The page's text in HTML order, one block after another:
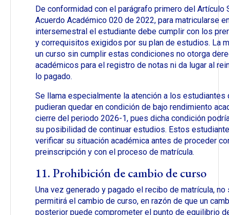
De conformidad con el parágrafo primero del Artículo
Acuerdo Académico 020 de 2022, para matricularse
intersemestral el estudiante debe cumplir con los
y correquisitos exigidos por su plan de estudios. La
un curso sin cumplir estas condiciones no otorga
académicos para el registro de notas ni da lugar al
lo pagado.
Se llama especialmente la atención a los estudiantes
pudieran quedar en condición de bajo rendimiento
cierre del periodo 2026-1, pues dicha condición
su posibilidad de continuar estudios. Estos
verificar su situación académica antes de proceder
preinscripción y con el proceso de matrícula.
11. Prohibición de cambio de curso
Una vez generado y pagado el recibo de matrícula, no
permitirá el cambio de curso, en razón de que un
posterior puede comprometer el punto de equilibrio